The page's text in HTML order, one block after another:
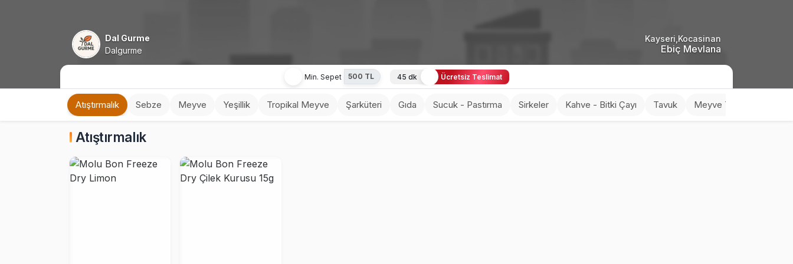
Dal Gurme
Dalgurme
Kayseri,Kocasinan
Ebiç Mevlana
Min. Sepet 500 TL 45 dk Ücretsiz Teslimat
Atıştırmalık Sebze Meyve Yeşillik Tropikal Meyve Şarküteri Gıda Sucuk - Pastırma Sirkeler Kahve - Bitki Çayı Tavuk Meyve Tabakları
Atıştırmalık